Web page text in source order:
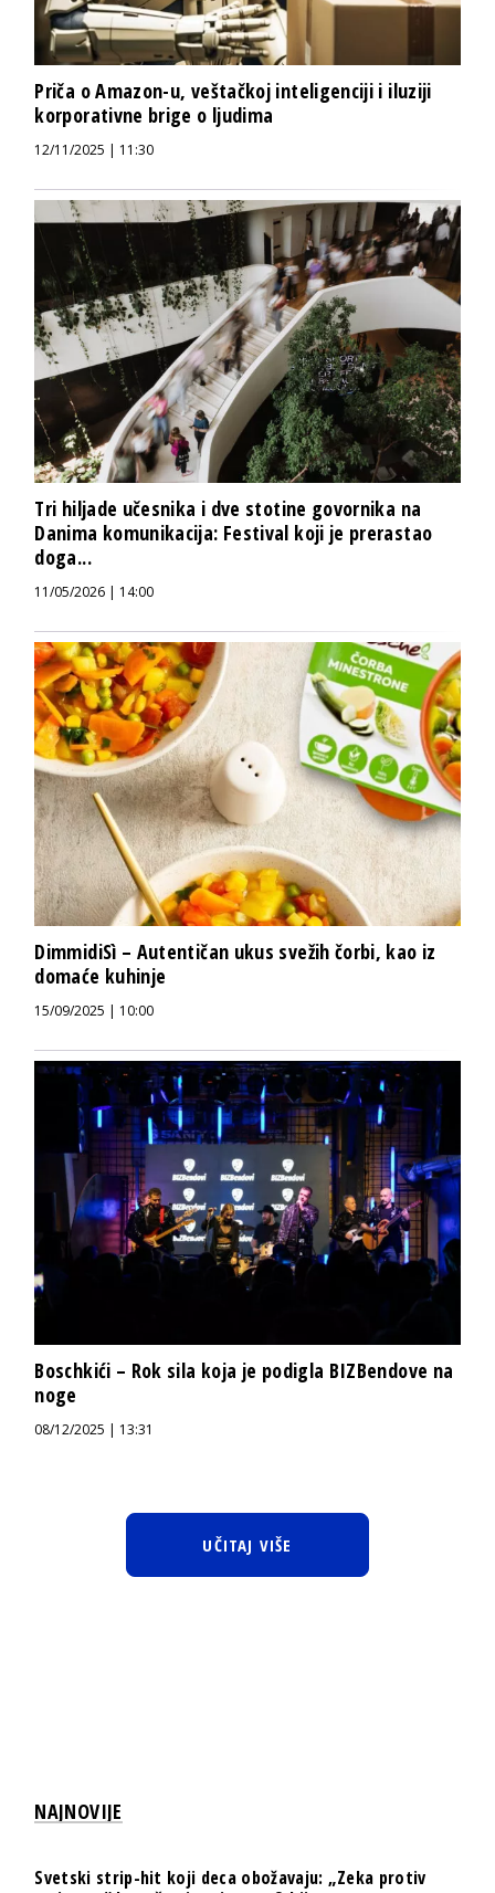
Priča o Amazon-u, veštačkoj inteligenciji i iluziji
korporativne brige o ljudima
12/11/2025 | 11:30
Tri hiljade učesnika i dve stotine govornika na
Danima komunikacija: Festival koji je prerastao
doga...
11/05/2026 | 14:00
DimmidiSì – Autentičan ukus svežih čorbi, kao iz
domaće kuhinje
15/09/2025 | 10:00
Boschkići – Rok sila koja je podigla BIZBendove na
noge
08/12/2025 | 13:31
UČITAJ VIŠE
NAJNOVIJE
Svetski strip-hit koji deca obožavaju: „Zeka protiv